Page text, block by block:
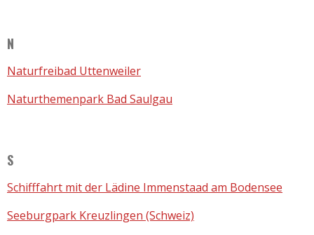
N
Naturfreibad Uttenweiler
Naturthemenpark Bad Saulgau
S
Schifffahrt mit der Lädine Immenstaad am Bodensee
Seeburgpark Kreuzlingen (Schweiz)